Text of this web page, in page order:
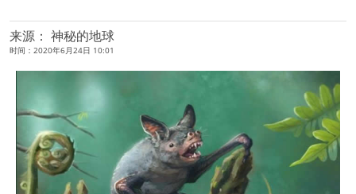
来源： 神秘的地球
时间：2020年6月24日 10:01